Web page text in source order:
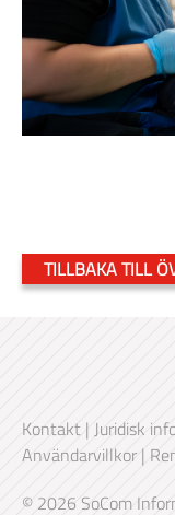
TILLBAKA TILL
Kontakt | Juridisk
Användarvillkor |
© 2026 SoCom